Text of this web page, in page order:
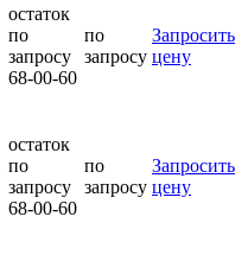
остаток
по
запросу
68-00-60
по
запросу
Запросить
цену
остаток
по
запросу
68-00-60
по
запросу
Запросить
цену